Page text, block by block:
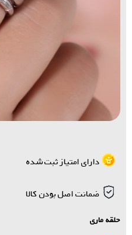
دارای امتیاز ثبت شده
ضمانت اصل بودن کالا
حلقه ماری